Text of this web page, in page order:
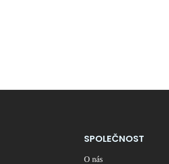
SPOLEČNOST
O nás